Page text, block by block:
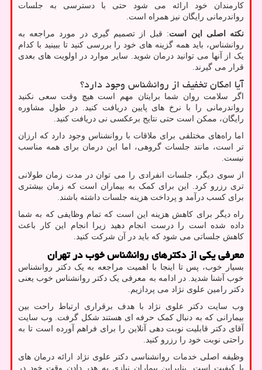
کارمندان خود ارائه می شود حتی با دسترسی به جلسات
رواندرمانی رایگان نیز همراه است.
نکته اصلی این است: قبل از تصمیم گیری در مورد مراجعه به
روانشناس، باید همه گزینه های خود را بررسی کنید تا ببینید با کدام
یک از آنها می توانید درمان شوید. سایر موارد در اولویت های بعدی
قرار می گیرند.
آیا امکان تخفیف از روانشناس وجود دارد؟
اگر سلامت روان شما برایتان مهم است هیچ وقت سعی نکنید
رواندرمانی را با نرخ های پایین دریافت کنید. در طول مشاوره
رایگان، ممکن است حتی نتایج برعکسی نی دریافت کنید.
اما راه‌های مختلفی برای ملاقات با روانشناس وجود دارد که ارزان
‌تر است، مانند جلسات گروهی، اما این درمان برای همه مناسب
نیست.
از سوی دیگر، جلسات انفرادی را می توان در مدت زمان طولانی
تری رزرو کرد. این برای کمک به بیماران است که زمان بیشتری
برای کسب درآمد و پرداخت هزینه جلسات داشته باشند.
راه دیگر برای کاهش هزینه این است که تمام وظایفی که به شما
داده شده است را درست انجام دهید زیرا انجام این کار باعث
کاهش جلساتی می شود که باید در آن شرکت کنید.
معرفی یکی از دکترهای روانشناس خوب در تهران
بسیار خوب، پس تا اینجا با اهمیت مراجعه به یک دکتر روانشناس
خوب آشنا شدید. در ادامه به معرفی یک دکتر روانشناس خوب یعنی
دکتر رامین علوی نژاد می پردازیم.
وب سایت دکتر علوی نژاد با هدف برقراری ارتباط راحت بین
بیمارانی که به دنبال کمک حرفه ای هستند شکل گرفت. وب سایت
آقای دکتر قابلیت نوبت دهی آنلاین را برای فراهم آورده است تا به
راحتی نوبت خود را رزرو کنید.
وظیفه اصلی خدمات روانشناسی دکتر علوی نژاد ارائه درمان های
با کیفیت است. بنابراین بیماران نیازی به هدر دادن وقت خود در